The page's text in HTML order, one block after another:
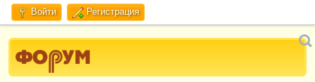
Войти Регистрация